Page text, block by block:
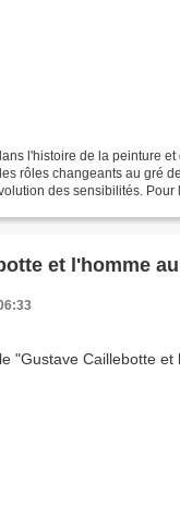
l'histoire de la peinture et
rôles changeants au gré
des sensibilités. Pour
et l'homme